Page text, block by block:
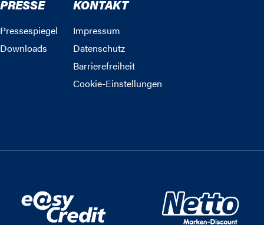
PRESSE
Pressespiegel
Downloads
KONTAKT
Impressum
Datenschutz
Barrierefreiheit
Cookie-Einstellungen